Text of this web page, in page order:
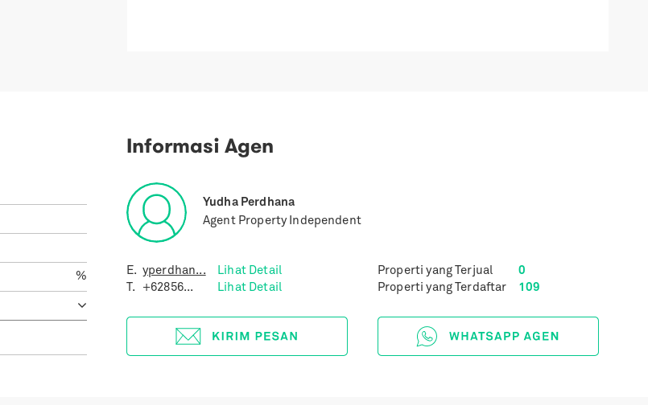
%
Informasi Agen
Yudha Perdhana
Agent Property Independent
E. yperdhan...
Lihat Detail
T.
+62856... Lihat Detail
Properti yang Terjual
0
Properti yang Terdaftar
109